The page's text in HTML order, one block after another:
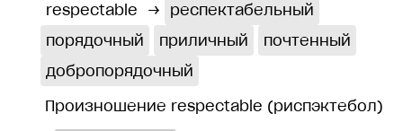
respectable →
респектабельный
порядочный
приличный
почтенный
добропорядочный
Произношение respectable (риспэктебол)